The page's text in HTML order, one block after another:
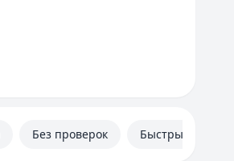
Без проверок Быстрые